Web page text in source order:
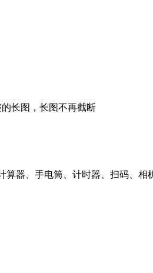
长图，长图不再截断
算器、手电筒、计时器、扫码、相